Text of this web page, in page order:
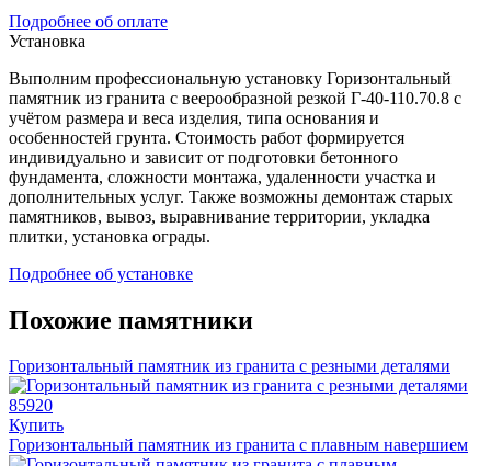
Подробнее об оплате
Установка
Выполним профессиональную установку Горизонтальный
памятник из гранита с веерообразной резкой Г-40-110.70.8 с
учётом размера и веса изделия, типа основания и
особенностей грунта. Стоимость работ формируется
индивидуально и зависит от подготовки бетонного
фундамента, сложности монтажа, удаленности участка и
дополнительных услуг. Также возможны демонтаж старых
памятников, вывоз, выравнивание территории, укладка
плитки, установка ограды.
Подробнее об установке
Похожие памятники
Горизонтальный памятник из гранита с резными деталями
85920
Купить
Горизонтальный памятник из гранита с плавным навершием